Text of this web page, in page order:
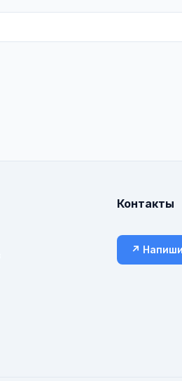
Контакты
↗